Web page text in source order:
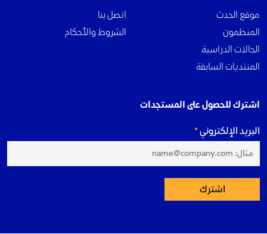
موقع الحدث
المنظمون
الحالات الدراسية
المنتديات السابقة
اتصل بنا
الشروط والأحكام
اشترك للحصول على المستجدات
البريد الإلكتروني
اشترك